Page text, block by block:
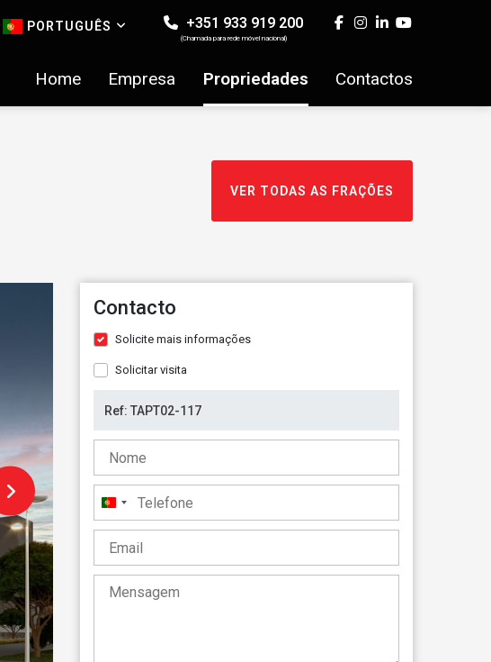
PORTUGUÊS +351 933 919 200
(Chamada para rede móvel nacional)
Home Empresa Propriedades Contactos
VER TODAS AS FRAÇÕES
Contacto
Solicite mais informações
Solicitar visita
Portugal
+351